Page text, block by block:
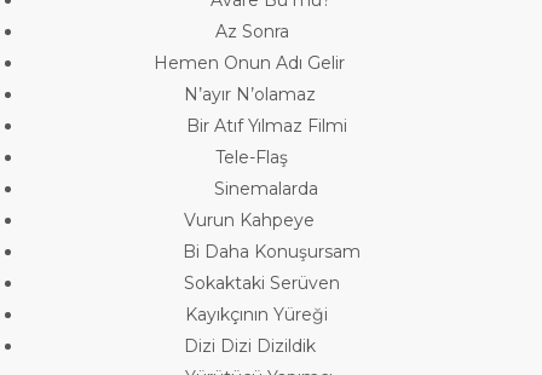
Az Sonra
Hemen Onun Adı Gelir
N’ayır N’olamaz
Bir Atıf Yılmaz Filmi
Tele-Flaş
Sinemalarda
Vurun Kahpeye
Bi Daha Konuşursam
Sokaktaki Serüven
Kayıkçının Yüreği
Dizi Dizi Dizildik